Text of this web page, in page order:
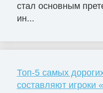
стал основным
ин...
Топ-5 самых
составляют игроки